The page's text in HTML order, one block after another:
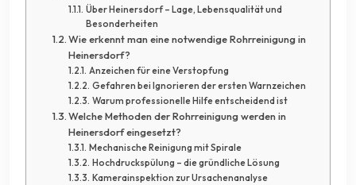
Über Heinersdorf – Lage, Lebensqualität und
Besonderheiten
Wie erkennt man eine notwendige Rohrreinigung in
Heinersdorf?
Anzeichen für eine Verstopfung
Gefahren bei Ignorieren der ersten Warnzeichen
Warum professionelle Hilfe entscheidend ist
Welche Methoden der Rohrreinigung werden in
Heinersdorf eingesetzt?
Mechanische Reinigung mit Spirale
Hochdruckspülung – die gründliche Lösung
Kamerainspektion zur Ursachenanalyse